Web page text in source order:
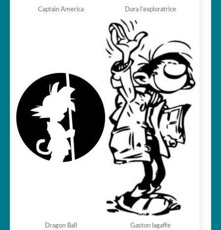
Captain America Dora l’exploratrice
Dragon Ball Gaston lagaffe